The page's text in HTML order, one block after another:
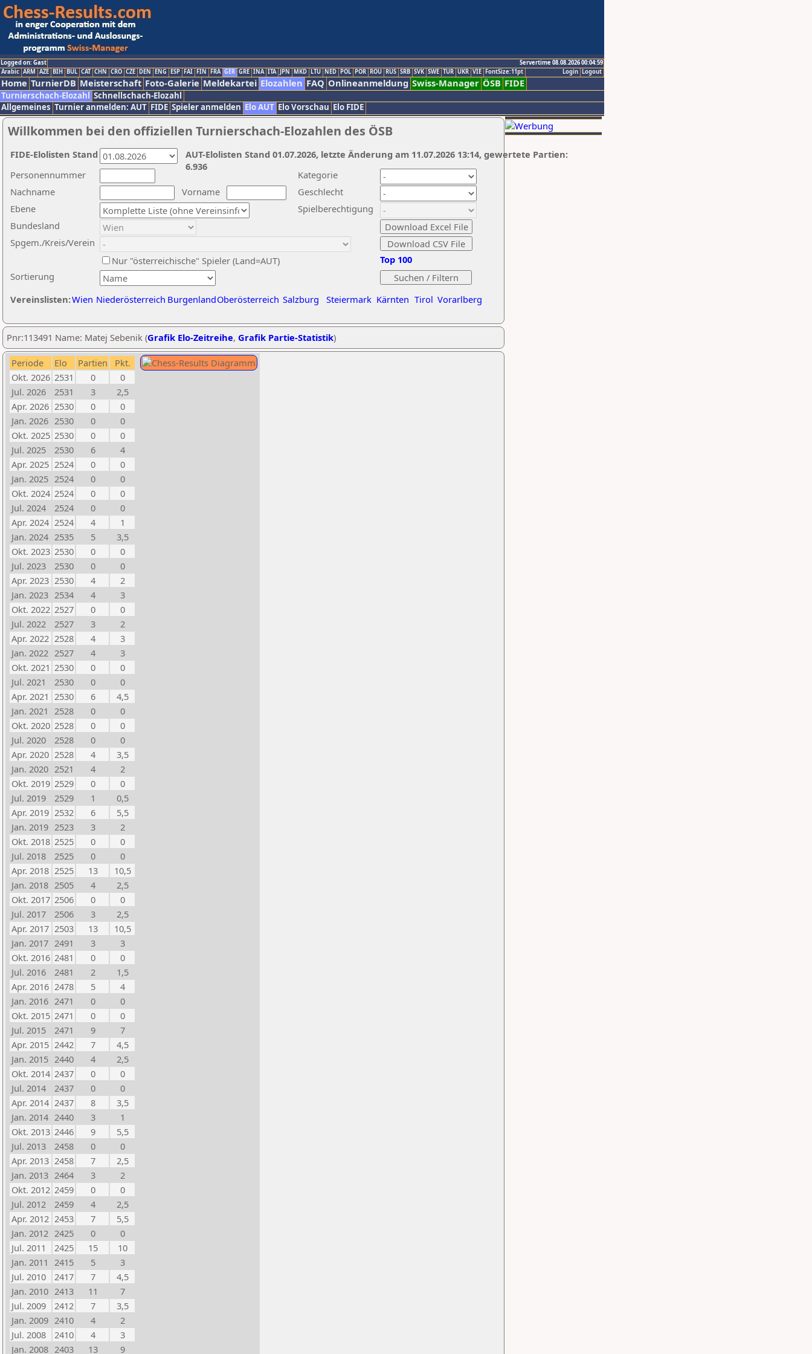
Logged on: Gast
Servertime 08.08.2026 00:04:59
Logout
Login
Arabic ARM AZE BIH BUL CAT CHN CRO CZE DEN ENG ESP FAI FIN FRA GER GRE INA ITA JPN MKD LTU NED POL POR ROU RUS SRB SVK SWE TUR UKR VIE FontSize:11pt
Home TurnierDB Meisterschaft Foto-Galerie Meldekartei Elozahlen FAQ Onlineanmeldung Swiss-Manager ÖSB FIDE
Turnierschach-Elozahl Schnellschach-Elozahl
Allgemeines Turnier anmelden: AUT FIDE Spieler anmelden Elo AUT Elo Vorschau Elo FIDE
Willkommen bei den offiziellen Turnierschach-Elozahlen des ÖSB
Nachname
Vorname
Ebene
Kategorie
Sortierung
Personennummer
Bundesland
Spgem./Kreis/Verein
Geschlecht
Nur "österreichische" Spieler (Land=AUT)
Spielberechtigung
Vereinslisten:Wien Niederösterreich BurgenlandOberösterreich Salzburg Steiermark Kärnten Tirol Vorarlberg
Top 100
AUT-Elolisten Stand 01.07.2026, letzte Änderung am 11.07.2026 13:14, gewertete Partien:
6.936
FIDE-Elolisten Stand
Pnr:113491 Name: Matej Sebenik (Grafik Elo-Zeitreihe, Grafik Partie-Statistik)
Periode Elo Partien
Pkt.
Okt. 2026 2531 0
0
Jul. 2026
2531 3
2,5
Apr. 2026 2530 0
0
Jan. 2026 2530 0
0
Okt. 2025 2530 0
0
Jul. 2025
2530 6
4
Apr. 2025 2524 0
0
Jan. 2025 2524 0
0
Okt. 2024 2524 0
0
Jul. 2024
2524 0
0
Apr. 2024 2524 4
1
Jan. 2024 2535 5
3,5
Okt. 2023 2530 0
0
Jul. 2023
2530 0
0
Apr. 2023 2530 4
2
Jan. 2023 2534 4
3
Okt. 2022 2527 0
0
Jul. 2022
2527 3
2
Apr. 2022 2528 4
3
Jan. 2022 2527 4
3
Okt. 2021 2530 0
0
Jul. 2021
2530 0
0
Apr. 2021 2530 6
4,5
Jan. 2021 2528 0
0
Okt. 2020 2528 0
0
Jul. 2020
2528 0
0
Apr. 2020 2528 4
3,5
Jan. 2020 2521 4
2
Okt. 2019 2529 0
0
Jul. 2019
2529 1
0,5
Apr. 2019 2532 6
5,5
Jan. 2019 2523 3
2
Okt. 2018 2525 0
0
Jul. 2018
2525 0
0
Apr. 2018 2525 13
10,5
Jan. 2018 2505 4
2,5
Okt. 2017 2506 0
0
Jul. 2017
2506 3
2,5
Apr. 2017 2503 13
10,5
Jan. 2017 2491 3
3
Okt. 2016 2481 0
0
Jul. 2016
2481 2
1,5
Apr. 2016 2478 5
4
Jan. 2016 2471 0
0
Okt. 2015 2471 0
0
Jul. 2015
2471 9
7
Apr. 2015 2442 7
4,5
Jan. 2015 2440 4
2,5
Okt. 2014 2437 0
0
Jul. 2014
2437 0
0
Apr. 2014 2437 8
3,5
Jan. 2014 2440 3
1
Okt. 2013 2446 9
5,5
Jul. 2013
2458 0
0
Apr. 2013 2458 7
2,5
Jan. 2013 2464 3
2
Okt. 2012 2459 0
0
Jul. 2012
2459 4
2,5
Apr. 2012 2453 7
5,5
Jan. 2012 2425 0
0
Jul. 2011
2425 15
10
Jan. 2011 2415 5
3
Jul. 2010
2417 7
4,5
Jan. 2010 2413 11
7
Jul. 2009
2412 7
3,5
Jan. 2009 2410 4
2
Jul. 2008
2410 4
3
Jan. 2008 2403 13 9